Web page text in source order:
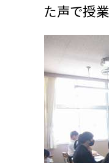
た声で授